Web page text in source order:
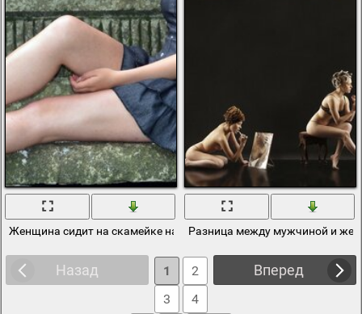
Женщина сидит на скамейке на природеРазница между мужчиной и
Назад Вперед
1
2
3
4